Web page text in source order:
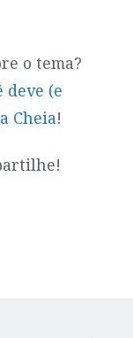
o tema?
deve (e
Cheia!